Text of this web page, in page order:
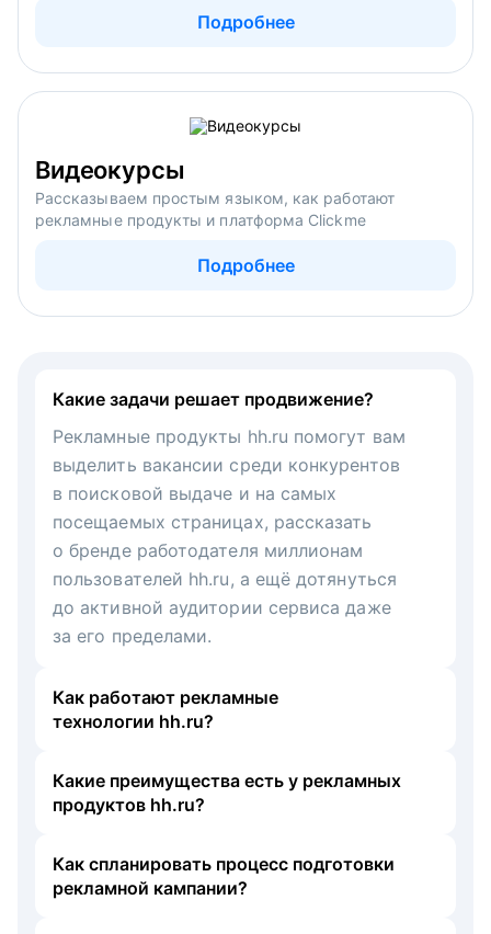
Подробнее
Видеокурсы
Рассказываем простым языком, как работают
рекламные продукты и платформа Clickme
Подробнее
Какие задачи решает продвижение?
Рекламные продукты hh.ru помогут вам
выделить вакансии среди конкурентов
в поисковой выдаче и на самых
посещаемых страницах, рассказать
о бренде работодателя миллионам
пользователей hh.ru, а ещё дотянуться
до активной аудитории сервиса даже
за его пределами.
Как работают рекламные
технологии hh.ru?
Какие преимущества есть у рекламных
продуктов hh.ru?
Как спланировать процесс подготовки
рекламной кампании?